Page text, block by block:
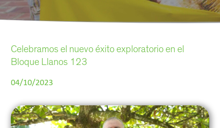
Celebramos el nuevo éxito exploratorio en el
Bloque Llanos 123
04/10/2023